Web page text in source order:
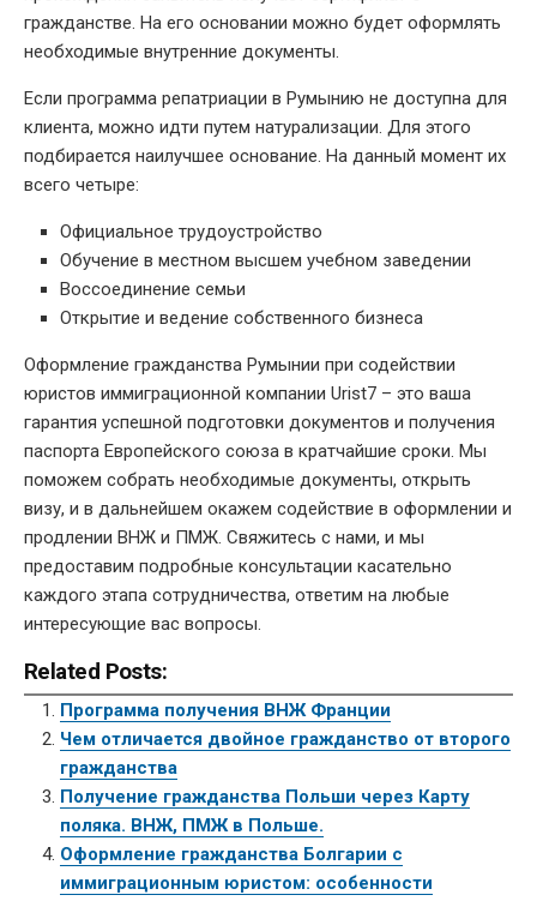
гражданстве. На его основании можно будет оформлять
необходимые внутренние документы.
Если программа репатриации в Румынию не доступна для
клиента, можно идти путем натурализации. Для этого
подбирается наилучшее основание. На данный момент их
всего четыре:
Официальное трудоустройство
Обучение в местном высшем учебном заведении
Воссоединение семьи
Открытие и ведение собственного бизнеса
Оформление гражданства Румынии при содействии
юристов иммиграционной компании Urist7 – это ваша
гарантия успешной подготовки документов и получения
паспорта Европейского союза в кратчайшие сроки. Мы
поможем собрать необходимые документы, открыть
визу, и в дальнейшем окажем содействие в оформлении и
продлении ВНЖ и ПМЖ. Свяжитесь с нами, и мы
предоставим подробные консультации касательно
каждого этапа сотрудничества, ответим на любые
интересующие вас вопросы.
Related Posts:
Программа получения ВНЖ Франции
Чем отличается двойное гражданство от второго
гражданства
Получение гражданства Польши через Карту
поляка. ВНЖ, ПМЖ в Польше.
Оформление гражданства Болгарии с
иммиграционным юристом: особенности